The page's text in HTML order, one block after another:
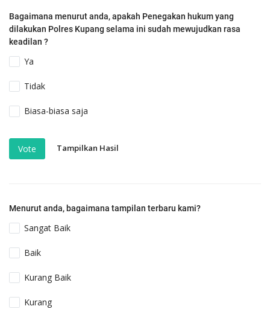
Bagaimana menurut anda, apakah Penegakan hukum yang
dilakukan Polres Kupang selama ini sudah mewujudkan rasa
keadilan ?
Ya
Tidak
Biasa-biasa saja
Vote Tampilkan Hasil
Menurut anda, bagaimana tampilan terbaru kami?
Sangat Baik
Baik
Kurang Baik
Kurang